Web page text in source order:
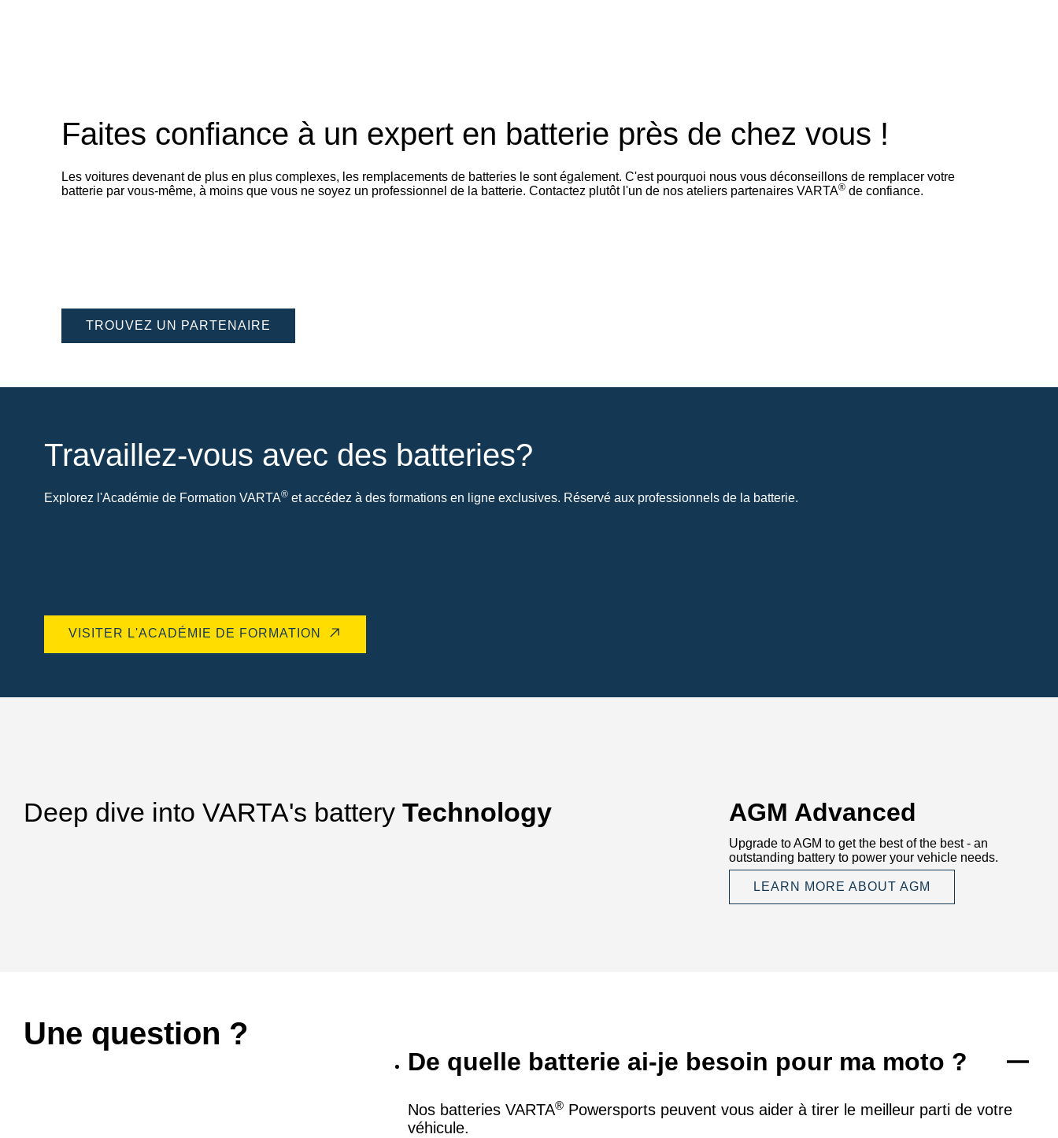
Faites confiance à un expert en batterie près de chez vous !
Les voitures devenant de plus en plus complexes, les remplacements de batteries le sont également. C'est pourquoi nous vous déconseillons de remplacer votre
batterie par vous-même, à moins que vous ne soyez un professionnel de la batterie. Contactez plutôt l'un de nos ateliers partenaires VARTA® de confiance.
TROUVEZ UN PARTENAIRE
Travaillez-vous avec des batteries?
Explorez l'Académie de Formation VARTA® et accédez à des formations en ligne exclusives. Réservé aux professionnels de la batterie.
VISITER L'ACADÉMIE DE FORMATION
Deep dive into VARTA's battery Technology AGM Advanced
Upgrade to AGM to get the best of the best - an
outstanding battery to power your vehicle needs.
LEARN MORE ABOUT AGM
Une question ?
De quelle batterie ai-je besoin pour ma moto ?
Nos batteries VARTA® Powersports peuvent vous aider à tirer le meilleur parti de votre
véhicule.